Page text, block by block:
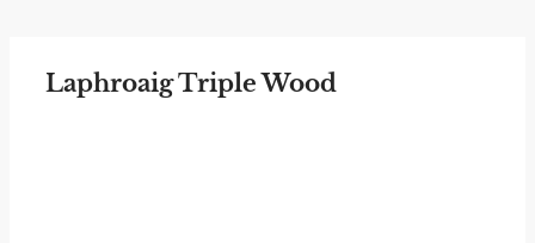
Laphroaig Triple Wood